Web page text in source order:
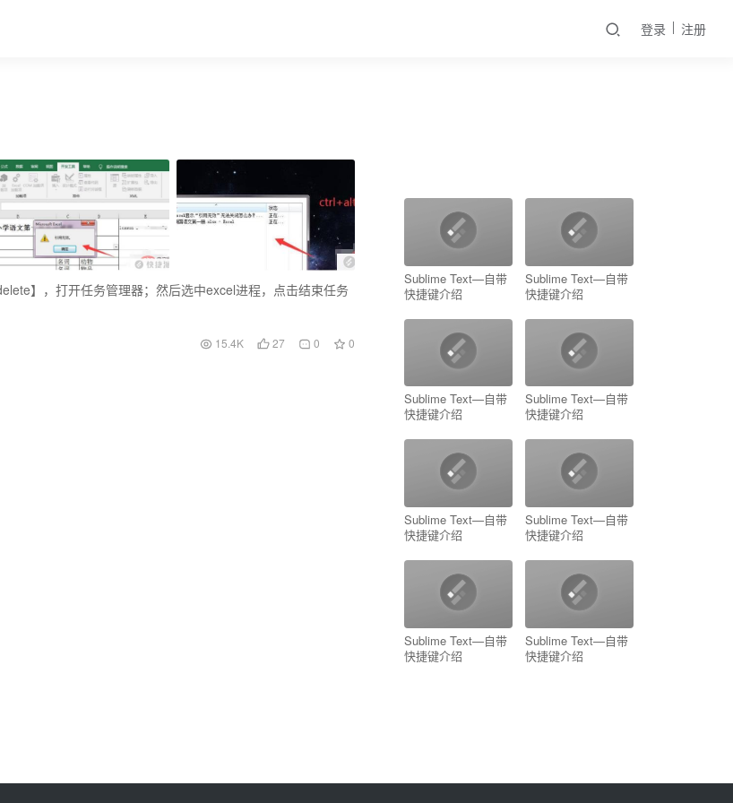
登录 注册
】，打开任务管理器；然后选中excel进程，点击结束任务
15.4K 27 0 0
Sublime Text—自带
快捷键介绍
Sublime Text—自带
快捷键介绍
Sublime Text—自带
快捷键介绍
Sublime Text—自带
快捷键介绍
Sublime Text—自带
快捷键介绍
Sublime Text—自带
快捷键介绍
Sublime Text—自带
快捷键介绍
Sublime Text—自带
快捷键介绍